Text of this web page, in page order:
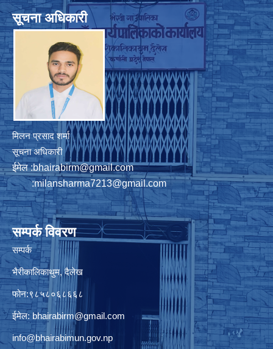
सूचना अधिकारी
मिलन प्रसाद शर्मा
सूचना अधिकारी
ईमेल :bhairabirm@gmail.com
:milansharma7213@gmail.com
सम्पर्क विवरण
सम्पर्क
भैरीकालिकाथुम, दैलेख
फोन:९८५८०६८६६८
ईमेल: bhairabirm@gmail.com
info@bhairabimun.gov.np